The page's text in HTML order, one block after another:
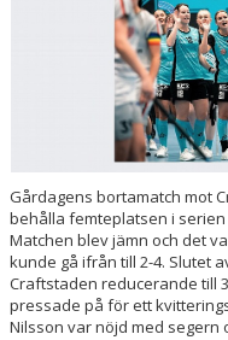
Gårdagens bortamatch mot
behålla femteplatsen i
Matchen blev jämn och det
kunde gå ifrån till 2-4. Slutet
Craftstaden reducerande till
pressade på för ett
Nilsson var nöjd med segern